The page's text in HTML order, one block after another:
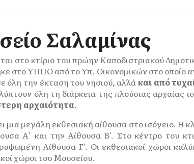
Σαλαμίνας
στο κτίριο του πρώην Καποδιστριακού
στο ΥΠΠΟ από το Υπ. Οικονομικών στο οποίο
όλη την έκταση του νησιού, αλλά και από
όλη τη διάρκεια της πλούσιας αρχαίας
αρχαιότητα.
μια μεγάλη εκθεσιακή αίθουσα στο ισόγειο. Η
Α’ και την Αίθουσα Β’. Στο κέντρο του
Αίθουσα Γ’. Οι εκθεσιακοί χώροι
χώροι του Μουσείου.